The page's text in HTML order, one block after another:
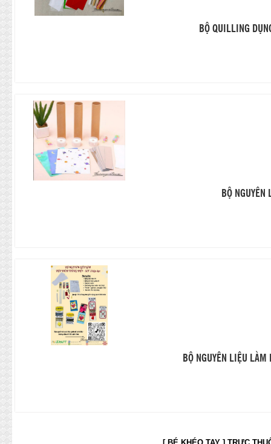
BỘ QUILLING
BỘ NGUYÊN
BỘ NGUYÊN LIỆU